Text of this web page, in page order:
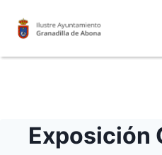
Exposición